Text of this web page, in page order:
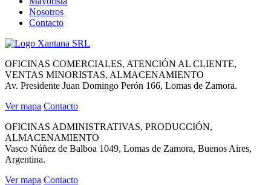
Nosotros
Contacto
OFICINAS COMERCIALES, ATENCIÓN AL CLIENTE,
VENTAS MINORISTAS, ALMACENAMIENTO
Av. Presidente Juan Domingo Perón 166, Lomas de Zamora.
Ver mapa Contacto
OFICINAS ADMINISTRATIVAS, PRODUCCIÓN,
ALMACENAMIENTO
Vasco Núñez de Balboa 1049, Lomas de Zamora, Buenos Aires,
Argentina.
Ver mapa Contacto